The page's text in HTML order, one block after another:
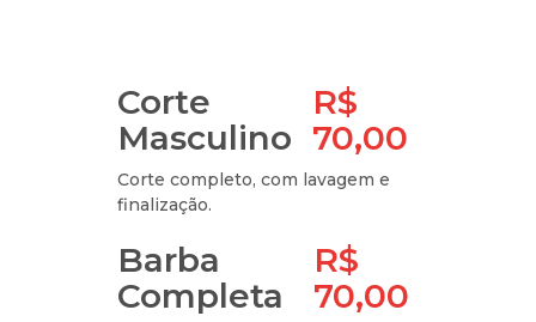
Corte
Masculino
R$
70,00
Corte completo, com lavagem e
finalização.
Barba
Completa
R$
70,00